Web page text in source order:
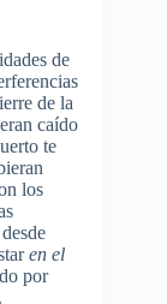
de
de la
caído
te
los
en el
por